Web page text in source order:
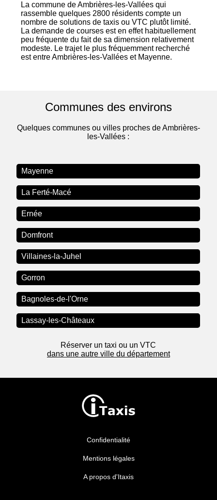
La commune de Ambrières-les-Vallées qui
rassemble quelques 2800 résidents compte un
nombre de solutions de taxis ou VTC plutôt limité.
La demande de courses est en effet habituellement
peu fréquente du fait de sa dimension relativement
modeste. Le trajet le plus fréquemment recherché
est entre Ambrières-les-Vallées et Mayenne.
Communes des environs
Quelques communes ou villes proches de Ambrières-
les-Vallées :
Mayenne
La Ferté-Macé
Ernée
Domfront
Villaines-la-Juhel
Gorron
Bagnoles-de-l'Orne
Lassay-les-Châteaux
Réserver un taxi ou un VTC
dans une autre ville du département
Confidentialité
Mentions légales
A propos d'Itaxis